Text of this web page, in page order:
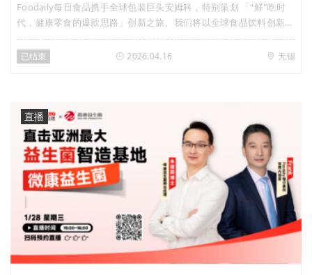
Foodaily每日食品携手全球包装巨头安姆科，特别策划 「“鲜"吃时
代，健康零食的爆款思路」创新之旅。我们将以全球食品饮料创新风
向标——Foodaily创新博览会为起点，从全球视野出发，捕获前沿创
新灵感；再走进亚太区最大包装创新基地——安姆科亚太研发中心，
的爆款底层逻辑！ 本次活动仅限30-40席，聚焦意向开发肉类/卤味/
海鲜水产/豆类素食等品类的即食餐饮菜肴或即食零食品类，定向特
邀品牌方/渠道方/食品代工的产品、研发、市场、包装、采购负责人
参与，实名审核制报名已正式开启，扫描下方海报二维码填写信息，
即有机会与行业大咖共探零食品类新机！ 活动安排
已结束 2026.04.16 无锡
直播